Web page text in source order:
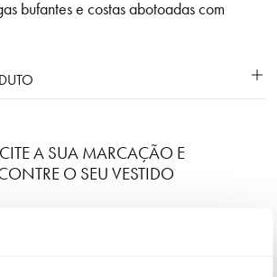
bufantes e costas abotoadas com
A SUA MARCAÇÃO E
O SEU VESTIDO